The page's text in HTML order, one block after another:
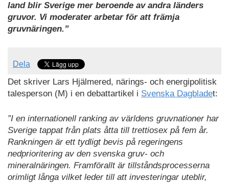
land blir Sverige mer beroende av andra länders
gruvor. Vi moderater arbetar för att främja
gruvnäringen.”
Dela
Det skriver Lars Hjälmered, närings- och energipolitisk
talesperson (M) i en debattartikel i Svenska Dagbladet:
”I en internationell ranking av världens gruvnationer har
Sverige tappat från plats åtta till trettiosex på fem år.
Rankningen är ett tydligt bevis på regeringens
nedprioritering av den svenska gruv- och
mineralnäringen. Framförallt är tillståndsprocesserna
orimligt långa vilket leder till att investeringar uteblir,